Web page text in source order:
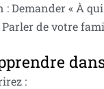
Demander « À
de votre
: